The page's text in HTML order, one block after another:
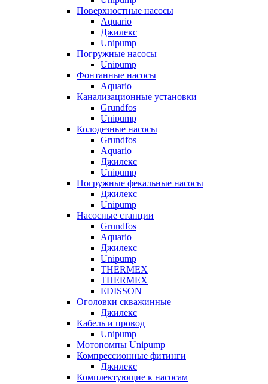
Поверхностные насосы
Aquario
Джилекс
Unipump
Погружные насосы
Unipump
Фонтанные насосы
Aquario
Канализационные установки
Grundfos
Unipump
Колодезные насосы
Grundfos
Aquario
Джилекс
Unipump
Погружные фекальные насосы
Джилекс
Unipump
Насосные станции
Grundfos
Aquario
Джилекс
Unipump
THERMEX
THERMEX
EDISSON
Оголовки скважинные
Джилекс
Кабель и провод
Unipump
Мотопомпы Unipump
Компрессионные фитинги
Джилекс
Комплектующие к насосам